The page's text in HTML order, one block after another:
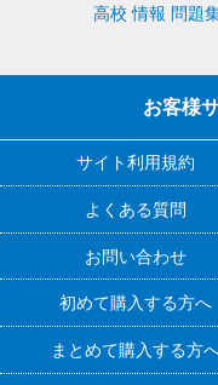
高校 情報 問題
お客様
サイト利用規約
よくある質問
お問い合わせ
初めて購入する方へ
まとめて購入する方